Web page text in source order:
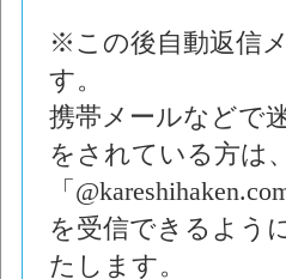
※この後自動返信
す。
携帯メールなどで
をされている方は、
「
を受信できるよう
たします。